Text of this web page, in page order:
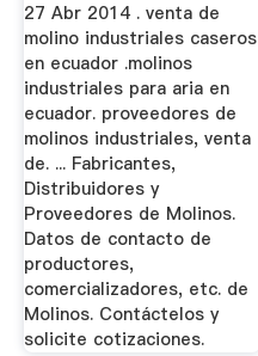
27 Abr 2014 . venta de
molino industriales caseros
en ecuador .molinos
industriales para aria en
ecuador. proveedores de
molinos industriales, venta
de. ... Fabricantes,
Distribuidores y
Proveedores de Molinos.
Datos de contacto de
productores,
comercializadores, etc. de
Molinos. Contáctelos y
solicite cotizaciones.